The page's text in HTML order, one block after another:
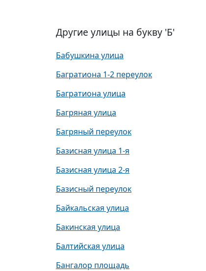
Другие улицы на букву 'Б'
Бабушкина улица
Багратиона 1-2 переулок
Багратиона улица
Багряная улица
Багряный переулок
Базисная улица 1-я
Базисная улица 2-я
Базисный переулок
Байкальская улица
Бакинская улица
Балтийская улица
Бангалор площадь